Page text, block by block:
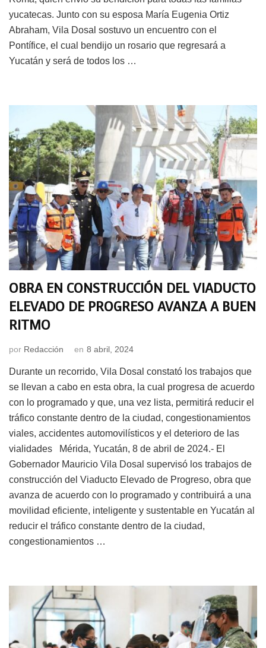
yucatecas. Junto con su esposa María Eugenia Ortiz
Abraham, Vila Dosal sostuvo un encuentro con el
Pontífice, el cual bendijo un rosario que regresará a
Yucatán y será de todos los …
OBRA EN CONSTRUCCIÓN DEL VIADUCTO
ELEVADO DE PROGRESO AVANZA A BUEN
RITMO
por Redacción en 8 abril, 2024
Durante un recorrido, Vila Dosal constató los trabajos que
se llevan a cabo en esta obra, la cual progresa de acuerdo
con lo programado y que, una vez lista, permitirá reducir el
tráfico constante dentro de la ciudad, congestionamientos
viales, accidentes automovilísticos y el deterioro de las
vialidades Mérida, Yucatán, 8 de abril de 2024.- El
Gobernador Mauricio Vila Dosal supervisó los trabajos de
construcción del Viaducto Elevado de Progreso, obra que
avanza de acuerdo con lo programado y contribuirá a una
movilidad eficiente, inteligente y sustentable en Yucatán al
reducir el tráfico constante dentro de la ciudad,
congestionamientos …